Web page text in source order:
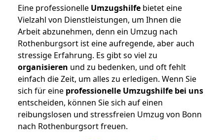
Eine professionelle Umzugshilfe bietet eine
Vielzahl von Dienstleistungen, um Ihnen die
Arbeit abzunehmen, denn ein Umzug nach
Rothenburgsort ist eine aufregende, aber auch
stressige Erfahrung. Es gibt so viel zu
organisieren und zu bedenken, und oft fehlt
einfach die Zeit, um alles zu erledigen. Wenn Sie
sich für eine professionelle Umzugshilfe bei uns
entscheiden, können Sie sich auf einen
reibungslosen und stressfreien Umzug von Bonn
nach Rothenburgsort freuen.